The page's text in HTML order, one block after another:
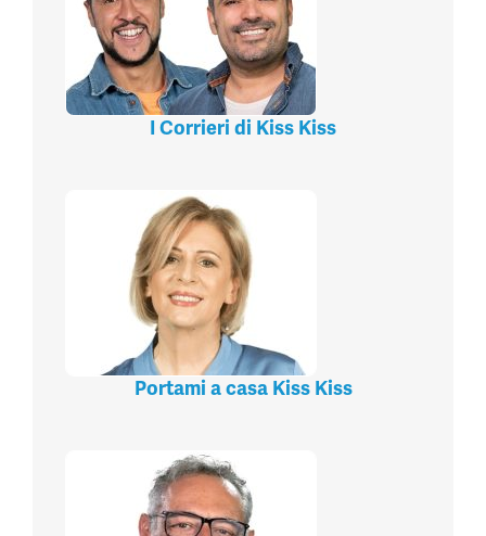
I Corrieri di Kiss Kiss
Portami a casa Kiss Kiss